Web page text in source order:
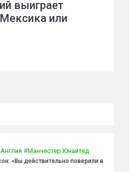
выиграет
или
Англия #Манчестер Юнайтед
«Вы действительно поверили в